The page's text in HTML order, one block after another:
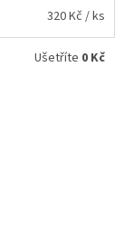
320 Kč / ks
Ušetříte 0 Kč